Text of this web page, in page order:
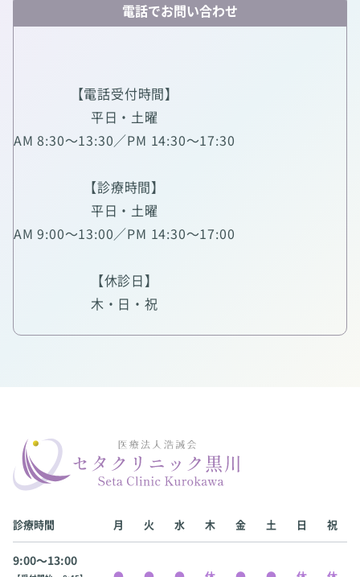
電話でお問い合わせ
【電話受付時間】
平日・土曜
AM 8:30～13:30／PM 14:30～17:30
【診療時間】
平日・土曜
AM 9:00～13:00／PM 14:30～17:00
【休診日】
木・日・祝
診療時間 月 火 水 木 金 土 日 祝
9:00〜13:00